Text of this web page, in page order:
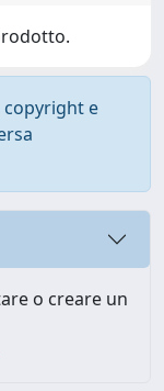
copyright e
o creare un